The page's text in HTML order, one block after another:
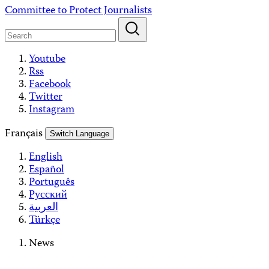
Skip
content
Committee to Protect Journalists
Youtube
Rss
Facebook
Twitter
Instagram
Français
Switch Language
English
Español
Português
Русский
العربية
Türkçe
News